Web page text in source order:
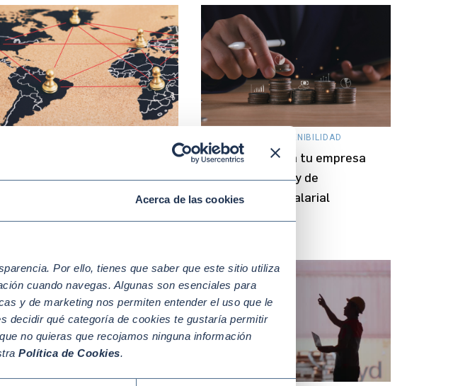
Acerca de las cookies
Por ello, tienes que saber que este sitio utiliza
cuando navegas. Algunas son esenciales para
y de marketing nos permiten entender el uso que le
decidir qué categoría de cookies te gustaría permitir
no quieras que recojamos ninguna información
Política de Cookies.
y potenciar la
SOSTENIBILIDAD
Cómo preparar a tu empresa
para la nueva Ley de
Transparencia Salarial